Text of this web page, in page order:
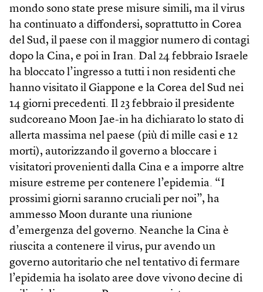
mondo sono state prese misure simili, ma il virus
ha continuato a diffondersi, soprattutto in Corea
del Sud, il paese con il maggior numero di contagi
dopo la Cina, e poi in Iran. Dal 24 febbraio Israele
ha bloccato l’ingresso a tutti i non residenti che
hanno visitato il Giappone e la Corea del Sud nei
14 giorni precedenti. Il 23 febbraio il presidente
sudcoreano Moon Jae-in ha dichiarato lo stato di
allerta massima nel paese (più di mille casi e 12
morti), autorizzando il governo a bloccare i
visitatori provenienti dalla Cina e a imporre altre
misure estreme per contenere l’epidemia. “I
prossimi giorni saranno cruciali per noi”, ha
ammesso Moon durante una riunione
d’emergenza del governo. Neanche la Cina è
riuscita a contenere il virus, pur avendo un
governo autoritario che nel tentativo di fermare
l’epidemia ha isolato aree dove vivono decine di